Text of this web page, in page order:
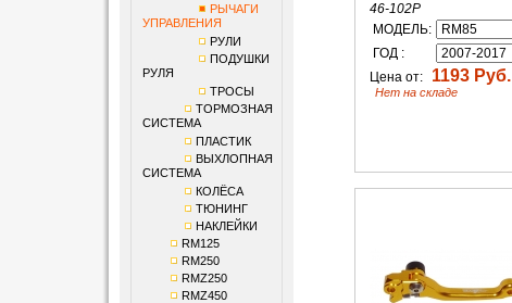
РЫЧАГИ
УПРАВЛЕНИЯ
РУЛИ
ПОДУШКИ
РУЛЯ
ТРОСЫ
ТОРМОЗНАЯ
СИСТЕМА
ПЛАСТИК
ВЫХЛОПНАЯ
СИСТЕМА
КОЛЁСА
ТЮНИНГ
НАКЛЕЙКИ
RM125
RM250
RMZ250
RMZ450
46-102P
МОДЕЛЬ:
ГОД :
Цена от:
1193 Руб.
Нет на складе